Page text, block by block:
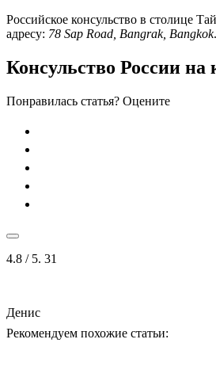
Российское консульство в столице
адресу: 78 Sap Road, Bangrak, Bangkok.
Консульство России на
Понравилась статья? Оцените
4.8 / 5. 31
Денис
Рекомендуем похожие статьи: